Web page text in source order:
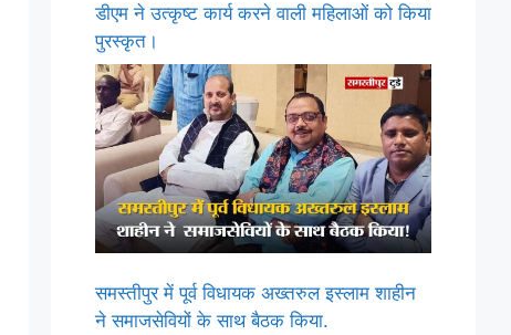
डीएम ने उत्कृष्ट कार्य करने वाली महिलाओं को किया
पुरस्कृत।
समस्तीपुर में पूर्व विधायक अख्तरुल इस्लाम शाहीन
ने समाजसेवियों के साथ बैठक किया.